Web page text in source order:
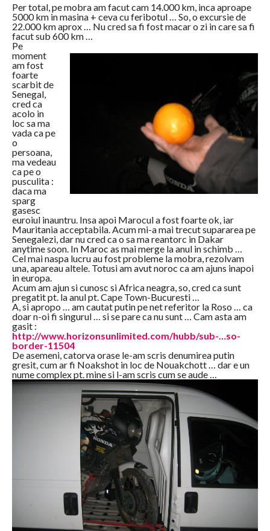
Per total, pe mobra am facut cam 14.000 km, inca aproape
5000 km in masina + ceva cu feribotul … So, o excursie de
22.000 km aprox … Nu cred sa fi fost macar o zi in care sa fi
facut sub 600 km …
Pe
moment
am fost
foarte
scarbit de
Senegal,
cred ca
acolo in
loc sa ma
vada ca pe
o
persoana,
ma vedeau
ca pe o
pusculita :
daca ma
sparg
gasesc
euroiul inauntru. Insa apoi Marocul a fost foarte ok, iar
Mauritania acceptabila. Acum mi-a mai trecut supararea pe
Senegalezi, dar nu cred ca o sa ma reantorc in Dakar
anytime soon. In Maroc as mai merge la anul in schimb …
Cel mai naspa lucru au fost probleme la mobra, rezolvam
una, apareau altele. Totusi am avut noroc ca am ajuns inapoi
in europa.
Acum am ajun si cunosc si Africa neagra, so, cred ca sunt
pregatit pt. la anul pt. Cape Town-Bucuresti …
A, si apropo … am cautat putin pe net referitor la Roso … ca
doar n-oi fi singurul … si se pare ca nu sunt … Cam asta am
gasit :
http://www.horizonsunlimited.com/hubb/sub-…so-
border-11504
De asemeni, catorva orase le-am scris denumirea putin
gresit, cum ar fi Noakshot in loc de Nouakchott … dar e un
nume complex pt. mine si l-am scris cum se aude …